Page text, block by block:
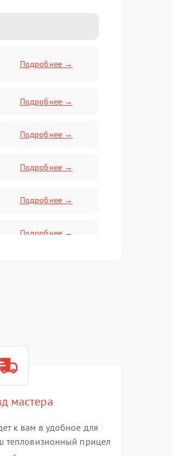
Подробнее →
Подробнее →
Подробнее →
Подробнее →
Подробнее →
Подробнее →
мастера
к вам в удобное для
тепловизионный прицел